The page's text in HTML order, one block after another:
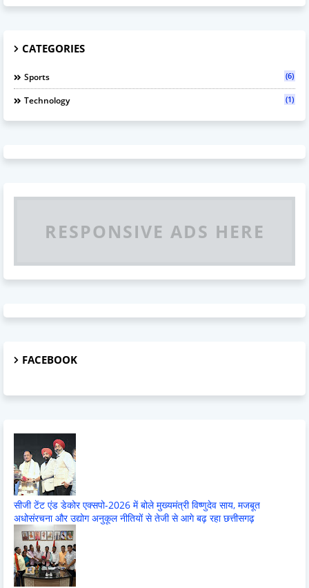
CATEGORIES
Sports (6)
Technology (1)
RESPONSIVE ADS HERE
FACEBOOK
सीजी टेंट एंड डेकोर एक्सपो-2026 में बोले मुख्यमंत्री विष्णुदेव साय, मजबूत
अधोसंरचना और उद्योग अनुकूल नीतियों से तेजी से आगे बढ़ रहा छत्तीसगढ़